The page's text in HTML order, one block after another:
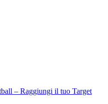
– Raggiungi il tuo Target